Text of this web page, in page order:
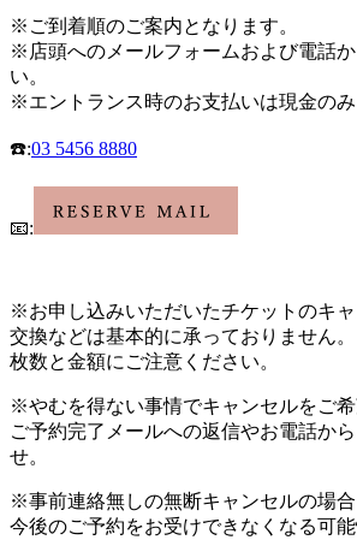
※ ご到着順のご案内となります。
※ 店頭へのメールフォームおよび電話
い。
※エントランス時のお支払いは現金のみ
☎️:03 5456 8880
📧:
※お申し込みいただいたチケットのキャ
交換などは基本的に承っておりません。
枚数と金額にご注意ください。
※やむを得ない事情でキャンセルをご
ご予約完了メールへの返信やお電話か
せ。
※事前連絡無しの無断キャンセルの場合
今後のご予約をお受けできなくなる可